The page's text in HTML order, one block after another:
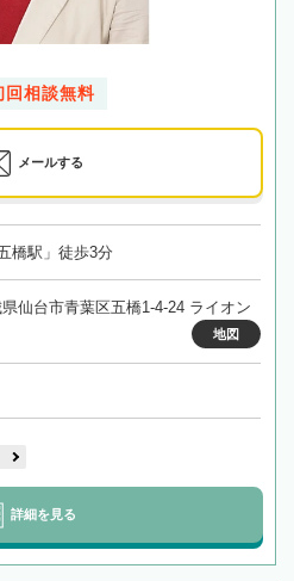
回相談無料
メールする
橋駅」徒歩3分
仙台市青葉区五橋1-4-24 ライオン
地図
詳細を見る